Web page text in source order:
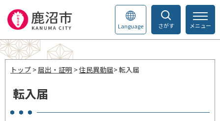
さがす
Language メニュー
トップ >届出・証明 >住民異動届> 転入届
転入届